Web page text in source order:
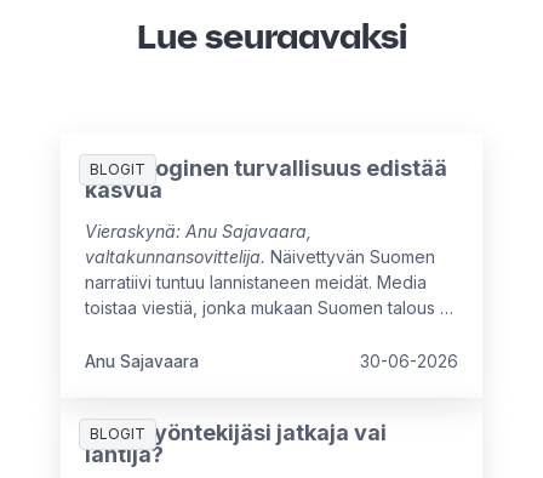
Lue seuraavaksi
BLOGIT
Psykologinen turvallisuus edistää
kasvua
Vieraskynä: Anu Sajavaara,
valtakunnansovittelija. Näivettyvän Suomen
narratiivi tuntuu lannistaneen meidät. Media
toistaa viestiä, jonka mukaan Suomen talous ei
signaalit ovat vielä heikkoja. Arvovaltaisissa
oppisimme ajattelemaan isommin.
Anu Sajavaara 30-06-2026
BLOGIT
Onko työntekijäsi jatkaja vai
lähtijä?